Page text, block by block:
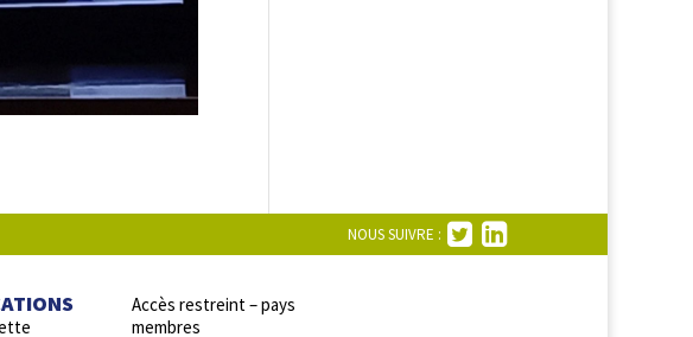
NOUS SUIVRE :
Accès restreint – pays
membres